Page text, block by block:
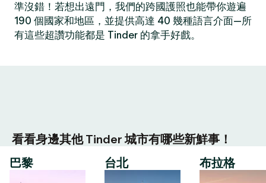
準沒錯！若想出遠門，我們的跨國護照也能帶你遊遍
190 個國家和地區，並提供高達 40 幾種語言介面—所
有這些超讚功能都是 Tinder 的拿手好戲。
看看身邊其他 Tinder 城市有哪些新鮮事！
巴黎
台北 布拉格